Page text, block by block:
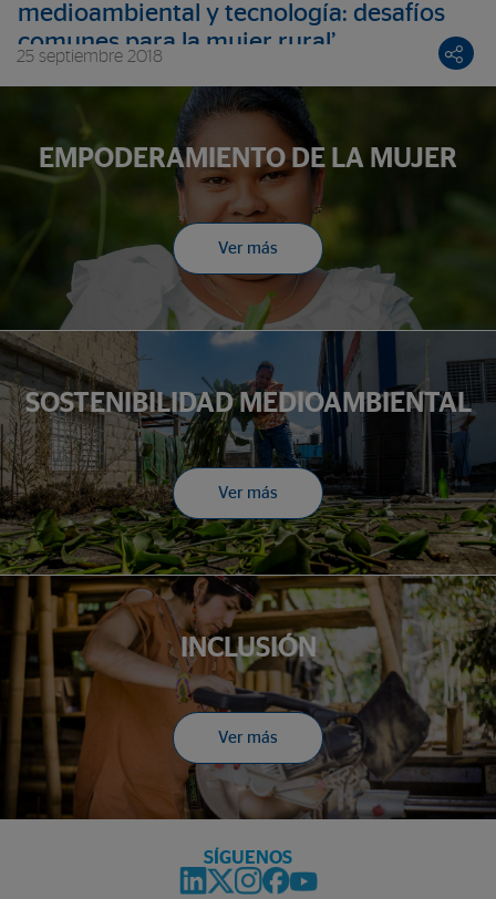
medioambiental y tecnología: desafíos
comunes para la mujer rural’
25 septiembre 2018
EMPODERAMIENTO DE LA MUJER
Ver más
SOSTENIBILIDAD MEDIOAMBIENTAL
Ver más
INCLUSIÓN
Ver más
SÍGUENOS